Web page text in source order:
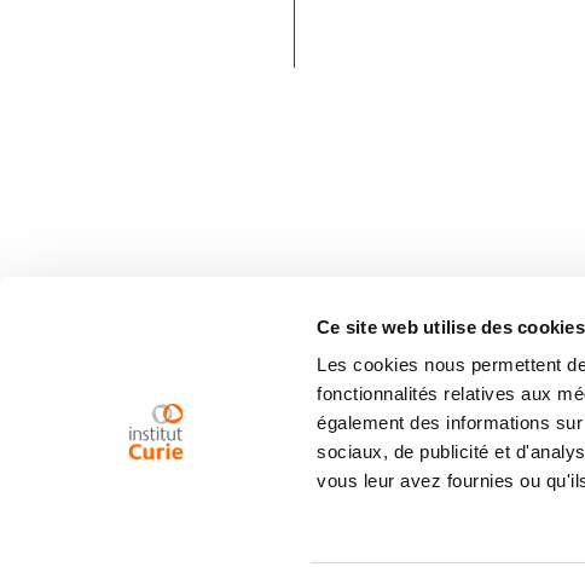
Ce site web utilise des
Les cookies nous permettent
fonctionnalités relatives aux
également des informations
sociaux, de publicité et
vous leur avez fournies ou